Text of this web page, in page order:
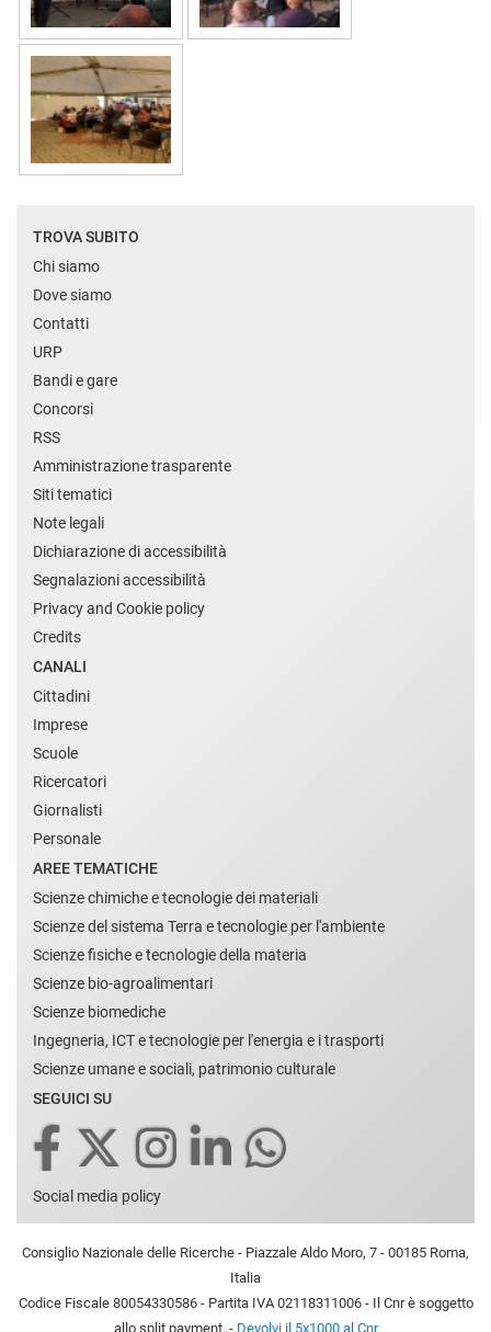
TROVA SUBITO
Chi siamo
Dove siamo
Contatti
URP
Bandi e gare
Concorsi
RSS
Amministrazione trasparente
Siti tematici
Note legali
Dichiarazione di accessibilità
Segnalazioni accessibilità
Privacy and Cookie policy
Credits
CANALI
Cittadini
Imprese
Scuole
Ricercatori
Giornalisti
Personale
AREE TEMATICHE
Scienze chimiche e tecnologie dei materiali
Scienze del sistema Terra e tecnologie per l'ambiente
Scienze fisiche e tecnologie della materia
Scienze bio-agroalimentari
Scienze biomediche
Ingegneria, ICT e tecnologie per l'energia e i trasporti
Scienze umane e sociali, patrimonio culturale
SEGUICI SU
Social media policy
Consiglio Nazionale delle Ricerche - Piazzale Aldo Moro, 7 - 00185 Roma,
Italia
Codice Fiscale 80054330586 - Partita IVA 02118311006 - Il Cnr è soggetto
allo split payment. - Devolvi il 5x1000 al Cnr